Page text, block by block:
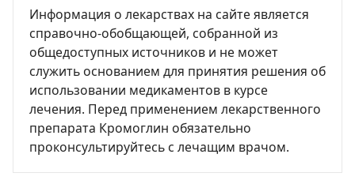
Информация о лекарствах на сайте является
справочно-обобщающей, собранной из
общедоступных источников и не может
служить основанием для принятия решения об
использовании медикаментов в курсе
лечения. Перед применением лекарственного
препарата Кромоглин обязательно
проконсультируйтесь с лечащим врачом.